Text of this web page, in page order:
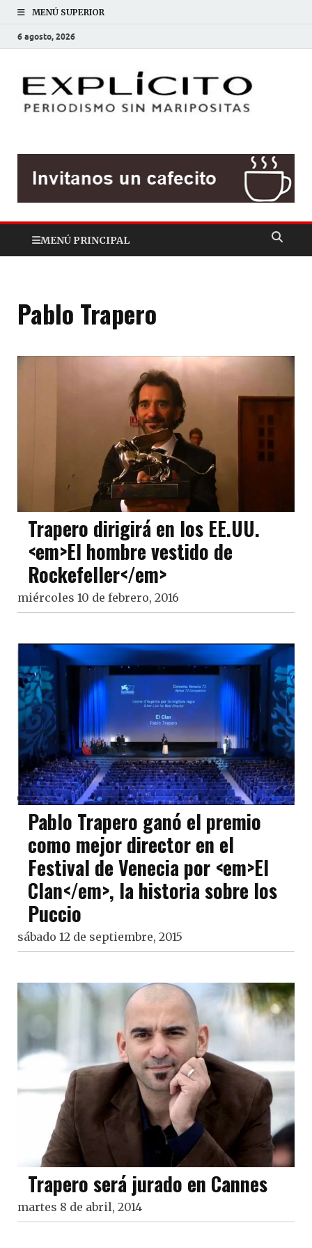
MENÚ SUPERIOR
6 agosto, 2026
MENÚ PRINCIPAL
Pablo Trapero
Trapero dirigirá en los EE.UU.
<em>El hombre vestido de
Rockefeller</em>
miércoles 10 de febrero, 2016
Pablo Trapero ganó el premio
como mejor director en el
Festival de Venecia por <em>El
Clan</em>, la historia sobre los
Puccio
sábado 12 de septiembre, 2015
Trapero será jurado en Cannes
martes 8 de abril, 2014